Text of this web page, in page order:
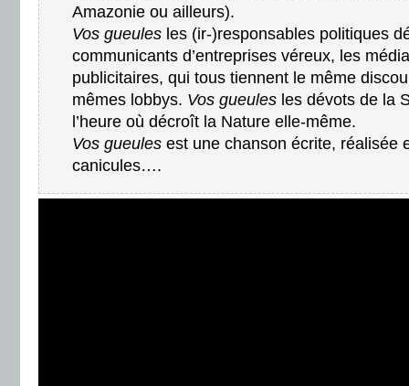
Amazonie ou ailleurs).
Vos gueules les (ir-)responsables politiques
communicants d’entreprises véreux, les
publicitaires, qui tous tiennent le même
mêmes lobbys. Vos gueules les dévots de la
l’heure où décroît la Nature elle-même.
Vos gueules est une chanson écrite, réalisée
canicules….